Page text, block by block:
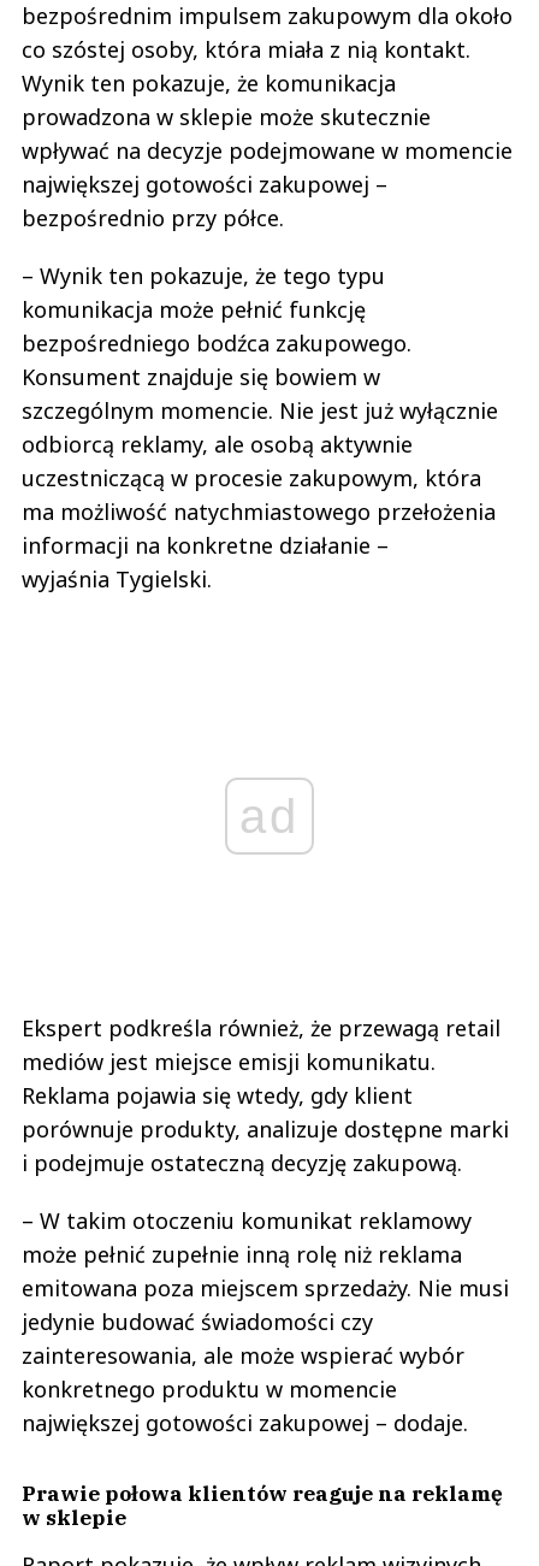
bezpośrednim impulsem zakupowym dla około
co szóstej osoby, która miała z nią kontakt.
Wynik ten pokazuje, że komunikacja
prowadzona w sklepie może skutecznie
wpływać na decyzje podejmowane w momencie
największej gotowości zakupowej –
bezpośrednio przy półce.
– Wynik ten pokazuje, że tego typu
komunikacja może pełnić funkcję
bezpośredniego bodźca zakupowego.
Konsument znajduje się bowiem w
szczególnym momencie. Nie jest już wyłącznie
odbiorcą reklamy, ale osobą aktywnie
uczestniczącą w procesie zakupowym, która
ma możliwość natychmiastowego przełożenia
informacji na konkretne działanie –
wyjaśnia Tygielski.
ad
Ekspert podkreśla również, że przewagą retail
mediów jest miejsce emisji komunikatu.
Reklama pojawia się wtedy, gdy klient
porównuje produkty, analizuje dostępne marki
i podejmuje ostateczną decyzję zakupową.
– W takim otoczeniu komunikat reklamowy
może pełnić zupełnie inną rolę niż reklama
emitowana poza miejscem sprzedaży. Nie musi
jedynie budować świadomości czy
zainteresowania, ale może wspierać wybór
konkretnego produktu w momencie
największej gotowości zakupowej – dodaje.
Prawie połowa klientów reaguje na reklamę
w sklepie